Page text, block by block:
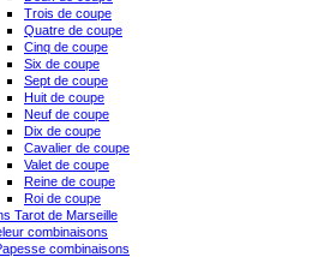
Trois de coupe
Quatre de coupe
Cinq de coupe
Six de coupe
Sept de coupe
Huit de coupe
Neuf de coupe
Dix de coupe
Cavalier de coupe
Valet de coupe
Reine de coupe
Roi de coupe
Tarot de Marseille
combinaisons
combinaisons